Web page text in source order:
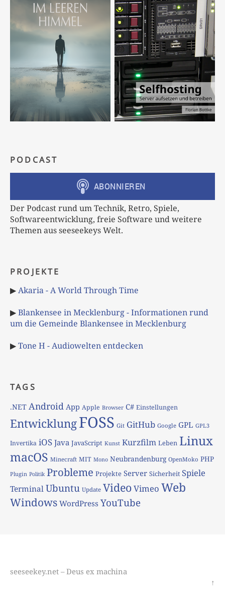
PODCAST
Der Podcast rund um Technik, Retro, Spiele,
Softwareentwicklung, freie Software und weitere
Themen aus seeseekeys Welt.
PROJEKTE
▶Akaria - A World Through Time
▶Blankensee in Mecklenburg - Informationen rund
um die Gemeinde Blankensee in Mecklenburg
▶Tone H - Audiowelten entdecken
TAGS
.NET Android App Apple Browser C# Einstellungen
EntwicklungFOSS Git GitHub Google GPL GPL3
Invertika iOS Java JavaScript Kunst Kurzfilm Leben Linux
macOS Minecraft MIT Mono Neubrandenburg OpenMoko PHP
Plugin Politik Probleme Projekte Server Sicherheit Spiele
TerminalUbuntu Update VideoVimeo Web
Windows WordPress YouTube
seeseekey.net – Deus ex machina
↑